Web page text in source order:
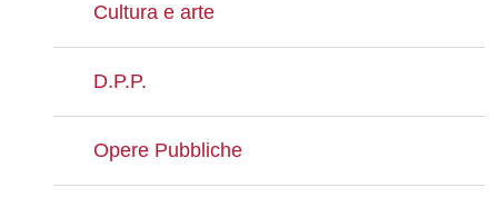
Cultura e arte
D.P.P.
Opere Pubbliche